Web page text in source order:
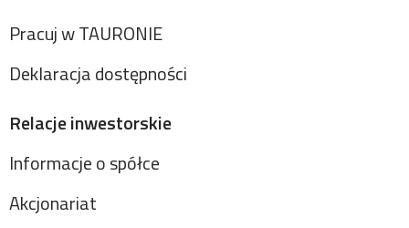
Pracuj w TAURONIE
Deklaracja dostępności
Relacje inwestorskie
Informacje o spółce
Akcjonariat